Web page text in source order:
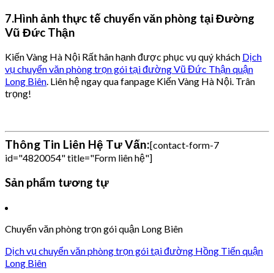
7.Hình ảnh thực tế chuyển văn phòng tại Đường
Vũ Đức Thận
Kiến Vàng Hà Nội Rất hân hạnh được phục vụ quý khách Dịch
vụ chuyển văn phòng trọn gói tại đường Vũ Đức Thận quận
Long Biên. Liên hệ ngay qua fanpage Kiến Vàng Hà Nội. Trân
trọng!
Thông Tin Liên Hệ Tư Vấn:[contact-form-7
id="4820054" title="Form liên hệ"]
Sản phẩm tương tự
Chuyển văn phòng trọn gói quận Long Biên
Dịch vụ chuyển văn phòng trọn gói tại đường Hồng Tiến quận
Long Biên